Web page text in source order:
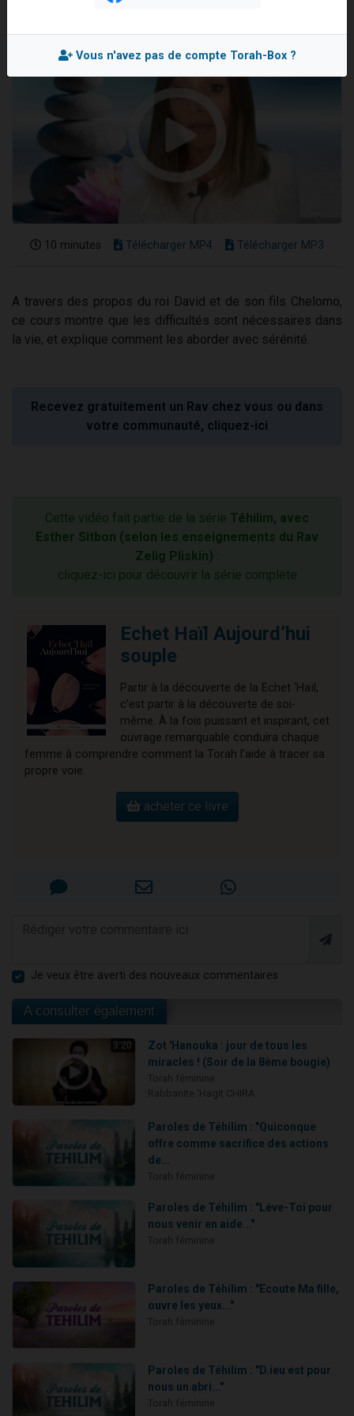
2 nouvelles musiques dans Torah-Box Music
8 personnes viennent de faire un don pour Tsédaka : pauvres d'Israel
10 minutes Télécharger MP4 Télécharger MP3
A travers des propos du roi David et de son fils Chelomo,
ce cours montre que les difficultés sont nécessaires dans
la vie, et explique comment les aborder avec sérénité.
Recevez gratuitement un Rav chez vous ou dans
votre communauté, cliquez-ici
Cette vidéo fait partie de la série Téhilim, avec
Esther Sitbon (selon les enseignements du Rav
Zelig Pliskin) :
cliquez-ici pour découvrir la série complète
Echet Haïl Aujourd’hui
souple
Partir à la découverte de la Echet ‘Haïl,
c’est partir à la découverte de soi-
même. À la fois puissant et inspirant, cet
ouvrage remarquable conduira chaque
femme à comprendre comment la Torah l’aide à tracer sa
propre voie.
acheter ce livre
Je veux être averti des nouveaux commentaires
A consulter également
3:20
Zot 'Hanouka : jour de tous les
miracles ! (Soir de la 8ème bougie)
Paroles de Téhilim : "Quiconque
offre comme sacrifice des actions
de...
Paroles de Téhilim : "Lève-Toi pour
nous venir en aide..."
Paroles de Téhilim : "Ecoute Ma fille,
ouvre les yeux..."
Paroles de Téhilim : "D.ieu est pour
nous un abri..."
Vous n'avez pas de compte Torah-Box ?